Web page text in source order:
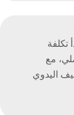
تكلفة
مع
اليدوي